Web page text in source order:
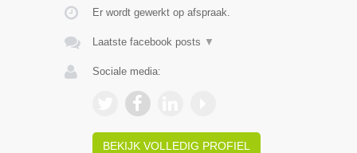
Er wordt gewerkt op afspraak.
Laatste facebook posts ▼
Sociale media:
BEKIJK VOLLEDIG PROFIEL